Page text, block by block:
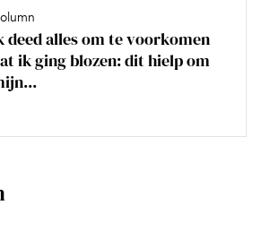
deed alles om te voorkomen
ik ging blozen: dit hielp om